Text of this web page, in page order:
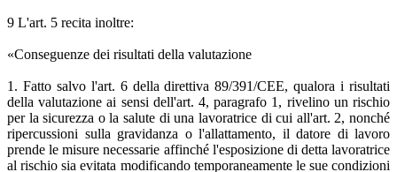
9 L'art. 5 recita inoltre:
«Conseguenze dei risultati della valutazione
1. Fatto salvo l'art. 6 della direttiva 89/391/CEE, qualora i risultati
della valutazione ai sensi dell'art. 4, paragrafo 1, rivelino un rischio
per la sicurezza o la salute di una lavoratrice di cui all'art. 2, nonché
ripercussioni sulla gravidanza o l'allattamento, il datore di lavoro
prende le misure necessarie affinché l'esposizione di detta lavoratrice
al rischio sia evitata modificando temporaneamente le sue condizioni